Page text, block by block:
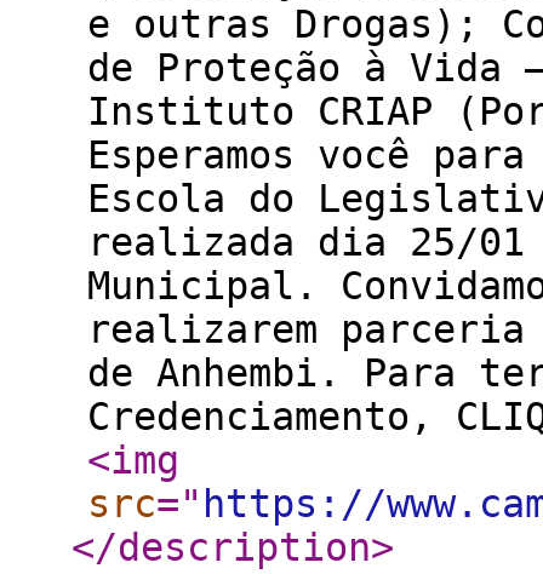
e outras Drogas);
de Proteção à Vida
Instituto CRIAP
Esperamos você
Escola do
realizada dia 25/01
Municipal.
realizarem
de Anhembi. Para
<img
src=" https://
</description>